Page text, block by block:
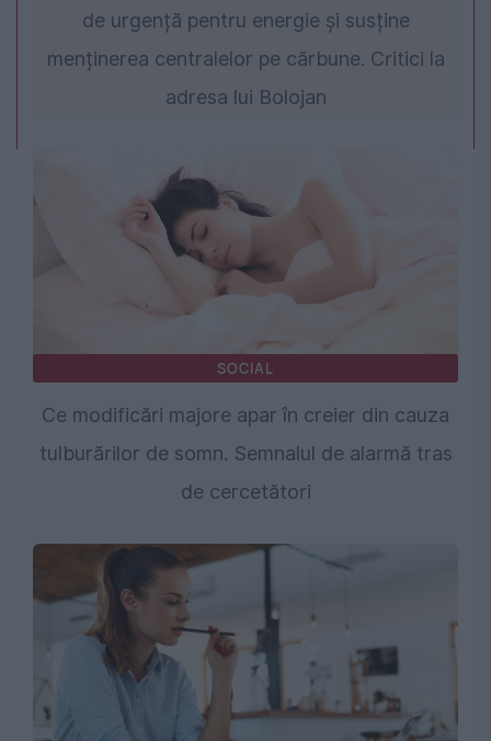
de urgență pentru energie și susține
menținerea centralelor pe cărbune. Critici la
adresa lui Bolojan
SOCIAL
Ce modificări majore apar în creier din cauza
tulburărilor de somn. Semnalul de alarmă tras
de cercetători